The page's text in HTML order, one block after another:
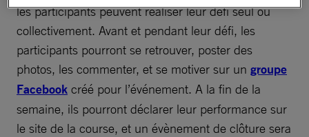
les participants peuvent réaliser leur défi seul ou
collectivement. Avant et pendant leur défi, les
participants pourront se retrouver, poster des
photos, les commenter, et se motiver sur un groupe
Facebook créé pour l’événement. A la fin de la
semaine, ils pourront déclarer leur performance sur
le site de la course, et un évènement de clôture sera